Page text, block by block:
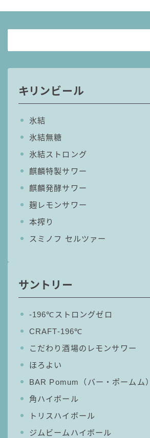
サントリー
ー196℃ ストロングゼロ
ー196℃ 瞬間凍結
ほろよい
BAR Pomum（バー・ポームム）
角ハイボール
トリスハイボール
ジムビームハイボール
GREEN1/2（グリーンハーフ）
樽ハイ倶楽部
ザ・レモンクラフト
ザ・カクテルクラフト
Slat(すらっと）
月庵
サッポロ
濃いめのレモンサワー
キリンビール
氷結
氷結無糖
氷結ストロング
麒麟特製サワー
麒麟発酵サワー
麹レモンサワー
本搾り
スミノフ セルツァー
サントリー
‐196℃ストロングゼロ
CRAFT-196℃
こだわり酒場のレモンサワー
ほろよい
BAR Pomum（バー・ポームム）
角ハイボール
トリスハイボール
ジムビームハイボール